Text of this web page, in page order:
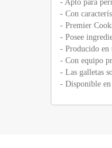
- Apto para
- Con
- Premier
- Posee
- Producido en
- Con equipo
- Las galletas
- Disponible en